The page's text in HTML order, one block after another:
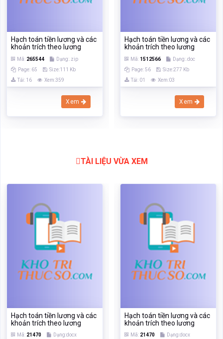
TÀI LIỆU VỪA XEM
Hạch toán tiền lương và các
khoản trích theo lương
21470
Dạng:docx
Page: 29
Size:36 Kb
Tải: 17
Xem:671
Hạch toán tiền lương và các
khoản trích theo lương
21470
Dạng:docx
Page: 29
Size:36 Kb
Tải: 17
Xem:671